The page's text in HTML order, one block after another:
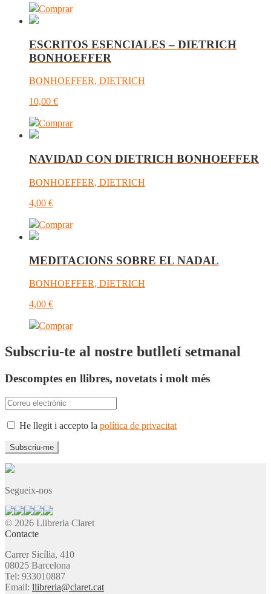
Comprar
ESCRITOS ESENCIALES – DIETRICH
BONHOEFFER
BONHOEFFER, DIETRICH
10,00 €
Comprar
NAVIDAD CON DIETRICH BONHOEFFER
BONHOEFFER, DIETRICH
4,00 €
Comprar
MEDITACIONS SOBRE EL NADAL
BONHOEFFER, DIETRICH
4,00 €
Comprar
Subscriu-te al nostre butlletí setmanal
Descomptes en llibres, novetats i molt més
He llegit i accepto la política de privacitat
Segueix-nos
© 2026 Llibreria Claret
Contacte
Carrer Sicília, 410
08025 Barcelona
Tel: 933010887
Email: llibreria@claret.cat